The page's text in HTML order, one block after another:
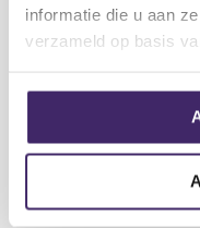
informatie die u aan
verzameld op basis
een meeslepende
je gasten betovert.
buiten speakers
weerselementen te
stortregen. Met
betrouwbaar blijven